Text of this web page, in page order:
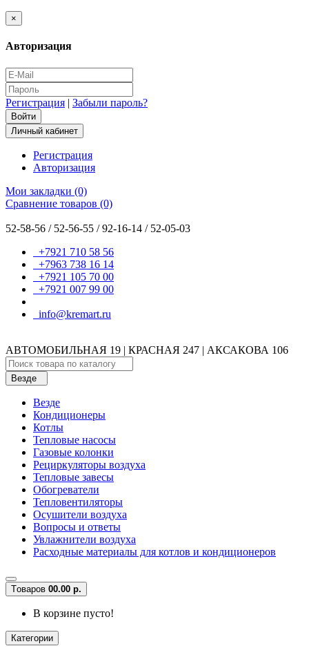
×
Авторизация
Регистрация | Забыли пароль?
Личный кабинет
Регистрация
Авторизация
Мои закладки (0)
Сравнение товаров (0)
52-58-56 / 52-56-55 / 92-16-14 / 52-05-03
+7921 710 58 56
+7963 738 16 14
+7921 105 70 00
+7921 007 99 00
info@kremart.ru
АВТОМОБИЛЬНАЯ 19 | КРАСНАЯ 247 | АКСАКОВА 106
Везде
Везде
Кондиционеры
Котлы
Тепловые насосы
Газовые колонки
Рециркуляторы воздуха
Тепловые завесы
Обогреватели
Тепловентиляторы
Осушители воздуха
Вопросы и ответы
Увлажнители воздуха
Расходные материалы для котлов и кондиционеров
Tоваров 00.00 р.
В корзине пусто!
Категории